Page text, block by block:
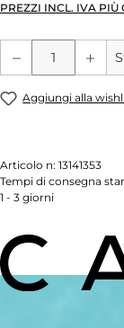
PREZZI INCL. IVA PIÙ
Quantità
Aggiungi alla
Articolo n: 13141353
Tempi di consegna
1 - 3 giorni